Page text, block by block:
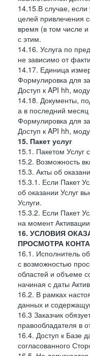
14.15.В случае, если
целей привлечения
время (в том числе
с этим.
14.16. Услуга по
не зависимо от
14.17. Единица
Формулировка для
Доступ к API hh,
14.18. Документы,
а в последний месяц
Формулировка для
Доступ к API hh,
15. Пакет услуг
15.1. Пакетом Услуг
15.2. Возможность
15.3. Акты об
15.3.1. Если Пакет
об оказании Услуг
Услуги.
15.3.2. Если Пакет
на момент
16. УСЛОВИЯ
ПРОСМОТРА
16.1. Исполнитель
с возможностью
областей и объеме
начиная с даты
16.2. В рамках
данных и
16.3 Заказчик
правообладателя в
16.4. Доступ к Базе
согласованного